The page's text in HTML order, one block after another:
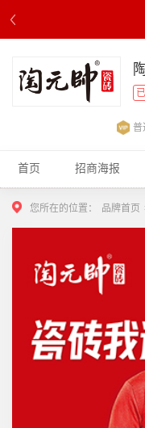
普
首页 招商海报
您所在的位置： 品牌首页